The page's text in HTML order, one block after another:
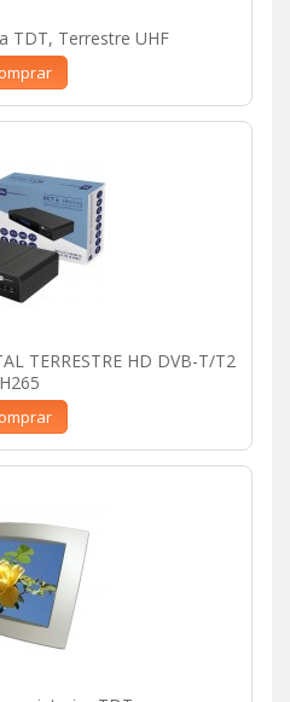
TDT, Terrestre UHF
TERRESTRE HD DVB-T/T2
H265